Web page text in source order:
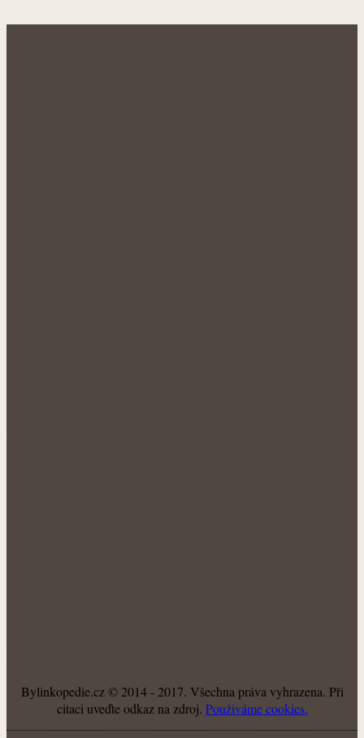
Bylinkopedie.cz © 2014 - 2017. Všechna práva vyhrazena. Při
citaci uveďte odkaz na zdroj. Použiváme cookies.